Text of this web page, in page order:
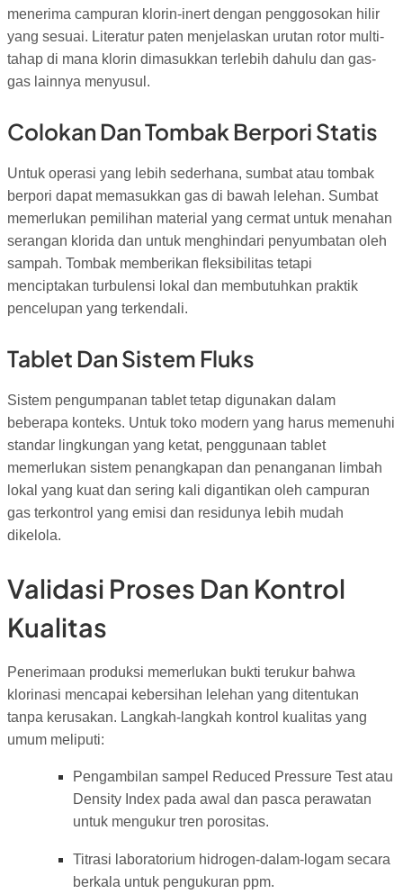
menerima campuran klorin-inert dengan penggosokan hilir
yang sesuai. Literatur paten menjelaskan urutan rotor multi-
tahap di mana klorin dimasukkan terlebih dahulu dan gas-
gas lainnya menyusul.
Colokan Dan Tombak Berpori Statis
Untuk operasi yang lebih sederhana, sumbat atau tombak
berpori dapat memasukkan gas di bawah lelehan. Sumbat
memerlukan pemilihan material yang cermat untuk menahan
serangan klorida dan untuk menghindari penyumbatan oleh
sampah. Tombak memberikan fleksibilitas tetapi
menciptakan turbulensi lokal dan membutuhkan praktik
pencelupan yang terkendali.
Tablet Dan Sistem Fluks
Sistem pengumpanan tablet tetap digunakan dalam
beberapa konteks. Untuk toko modern yang harus memenuhi
standar lingkungan yang ketat, penggunaan tablet
memerlukan sistem penangkapan dan penanganan limbah
lokal yang kuat dan sering kali digantikan oleh campuran
gas terkontrol yang emisi dan residunya lebih mudah
dikelola.
Validasi Proses Dan Kontrol
Kualitas
Penerimaan produksi memerlukan bukti terukur bahwa
klorinasi mencapai kebersihan lelehan yang ditentukan
tanpa kerusakan. Langkah-langkah kontrol kualitas yang
umum meliputi:
Pengambilan sampel Reduced Pressure Test atau
Density Index pada awal dan pasca perawatan
untuk mengukur tren porositas.
Titrasi laboratorium hidrogen-dalam-logam secara
berkala untuk pengukuran ppm.